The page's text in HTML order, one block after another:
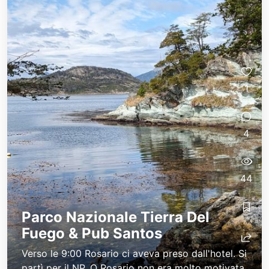
Parco Nazionale Tierra Del
Fuego & Pub Santos
Verso le 9:00 Rosario ci aveva preso dall'hotel. Si
1
4
44